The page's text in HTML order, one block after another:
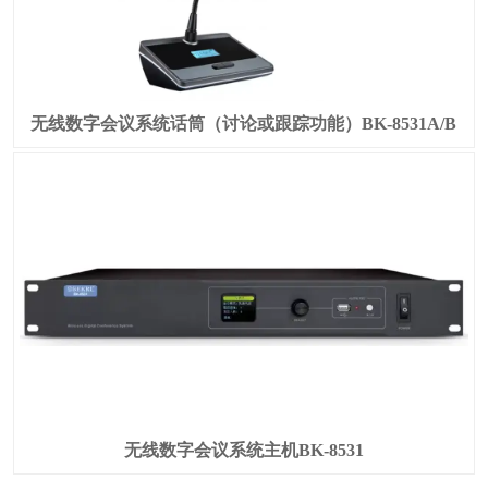
无线数字会议系统话筒（讨论或跟踪功能）BK-8531A/B
无线数字会议系统主机BK-8531